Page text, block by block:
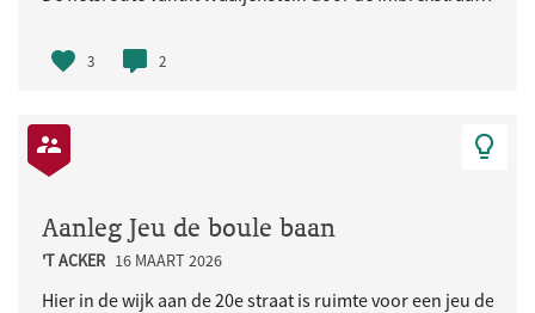
3 2
Aanleg Jeu de boule baan
'T ACKER 16 MAART 2026
Hier in de wijk aan de 20e straat is ruimte voor een jeu de